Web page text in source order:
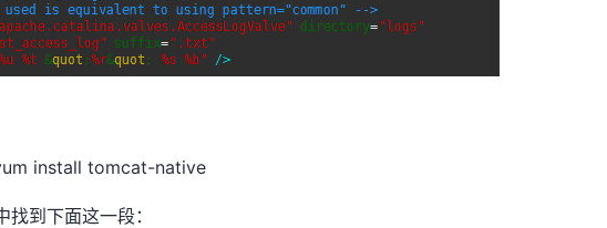
install tomcat-native
到下面这一段：